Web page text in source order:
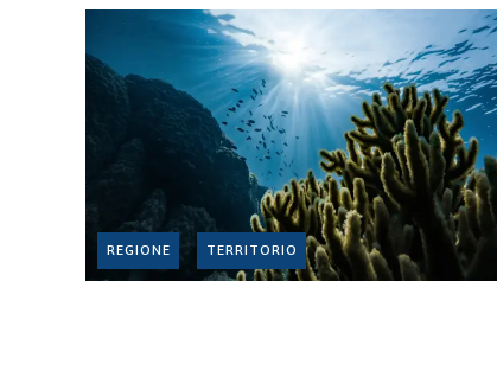
REGIONE TERRITORIO